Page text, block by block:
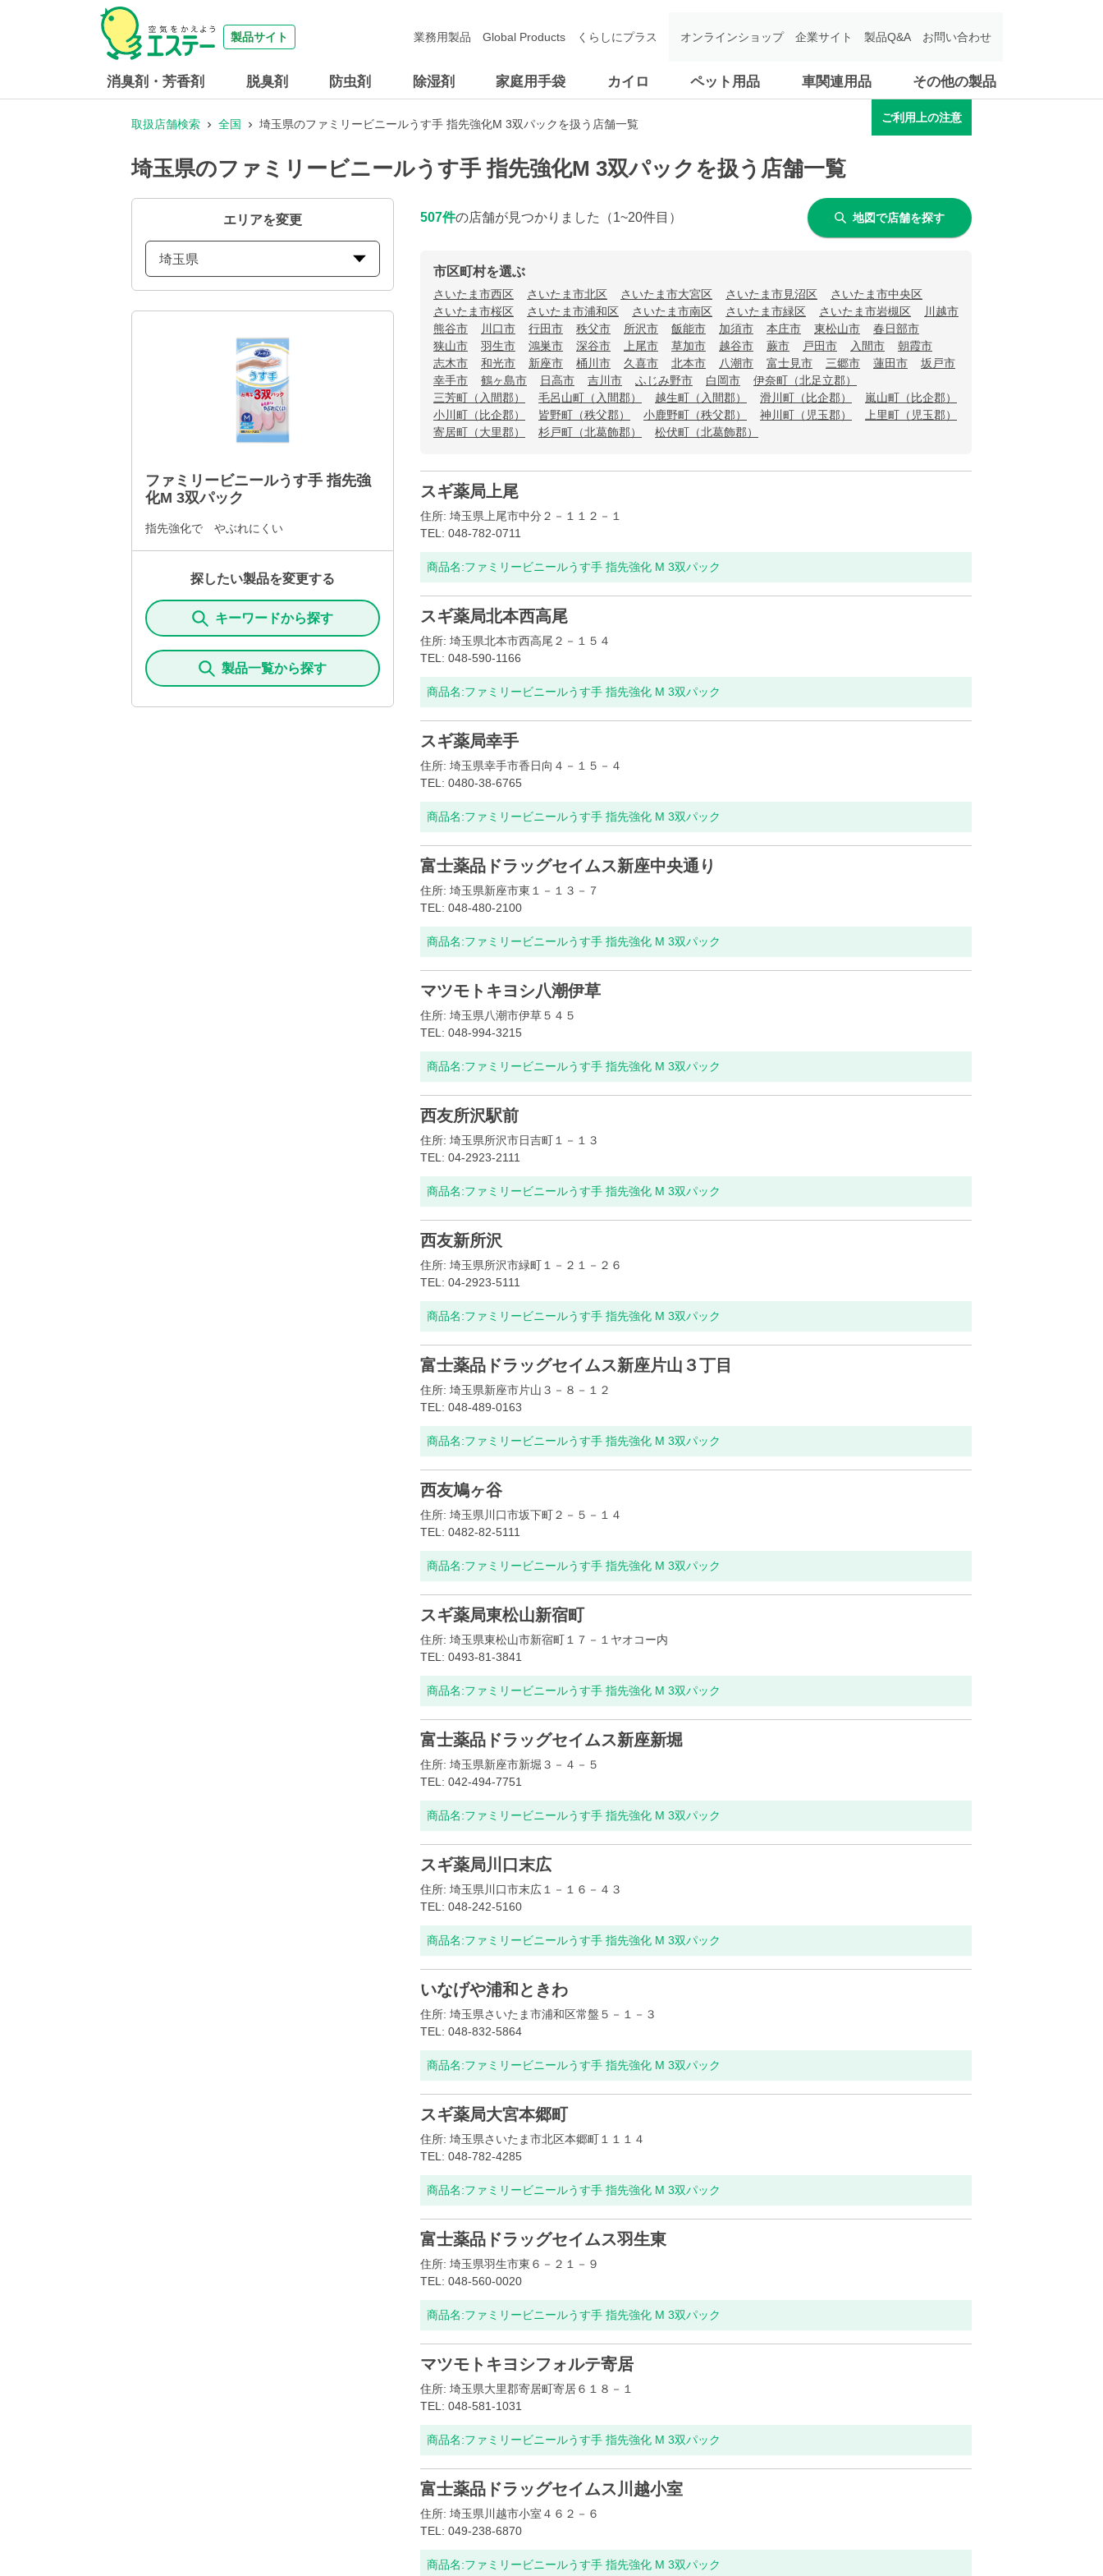
製品サイト
消臭剤・芳香剤 脱臭剤 防虫剤 除湿剤 家庭用手袋 カイロ ペット用品 車関連用品 その他の製品
業務用製品 Global Products くらしにプラス オンラインショップ 企業サイト 製品Q&A お問い合わせ
取扱店舗検索 全国 埼玉県のファミリービニールうす手 指先強化M 3双パックを扱う店舗一覧
ご利用上の注意
埼玉県のファミリービニールうす手 指先強化M 3双パックを扱う店舗一覧
エリアを変更
埼玉県
ファミリービニールうす手 指先強
化M 3双パック
指先強化で やぶれにくい
探したい製品を変更する
キーワードから探す
製品一覧から探す
507件の店舗が見つかりました （1~20件目） 地図で店舗を探す
市区町村を選ぶ
さいたま市西区 さいたま市北区 さいたま市大宮区 さいたま市見沼区
さいたま市中央区
さいたま市桜区
さいたま市浦和区 さいたま市南区 さいたま市緑区 さいたま市岩槻区
川越市
熊谷市
川口市 行田市 秩父市 所沢市 飯能市 加須市 本庄市 東松山市
春日部市
狭山市
羽生市 鴻巣市 深谷市 上尾市 草加市 越谷市 蕨市 戸田市 入間市
朝霞市
志木市
和光市 新座市 桶川市 久喜市 北本市 八潮市 富士見市 三郷市 蓮田市
坂戸市
幸手市
鶴ヶ島市 日高市 吉川市 ふじみ野市 白岡市
伊奈町（北足立郡）
三芳町（入間郡）
毛呂山町（入間郡） 越生町（入間郡） 滑川町（比企郡）
嵐山町（比企郡）
小川町（比企郡）
皆野町（秩父郡） 小鹿野町（秩父郡） 神川町（児玉郡）
上里町（児玉郡）
寄居町（大里郡）
杉戸町（北葛飾郡） 松伏町（北葛飾郡）
スギ薬局上尾
住所: 埼玉県上尾市中分２－１１２－１
TEL: 048-782-0711
商品名:ファミリービニールうす手 指先強化 M 3双パック
スギ薬局北本西高尾
住所: 埼玉県北本市西高尾２－１５４
TEL: 048-590-1166
商品名:ファミリービニールうす手 指先強化 M 3双パック
スギ薬局幸手
住所: 埼玉県幸手市香日向４－１５－４
TEL: 0480-38-6765
商品名:ファミリービニールうす手 指先強化 M 3双パック
富士薬品ドラッグセイムス新座中央通り
住所: 埼玉県新座市東１－１３－７
TEL: 048-480-2100
商品名:ファミリービニールうす手 指先強化 M 3双パック
マツモトキヨシ八潮伊草
住所: 埼玉県八潮市伊草５４５
TEL: 048-994-3215
商品名:ファミリービニールうす手 指先強化 M 3双パック
西友所沢駅前
住所: 埼玉県所沢市日吉町１－１３
TEL: 04-2923-2111
商品名:ファミリービニールうす手 指先強化 M 3双パック
西友新所沢
住所: 埼玉県所沢市緑町１－２１－２６
TEL: 04-2923-5111
商品名:ファミリービニールうす手 指先強化 M 3双パック
富士薬品ドラッグセイムス新座片山３丁目
住所: 埼玉県新座市片山３－８－１２
TEL: 048-489-0163
商品名:ファミリービニールうす手 指先強化 M 3双パック
西友鳩ヶ谷
住所: 埼玉県川口市坂下町２－５－１４
TEL: 0482-82-5111
商品名:ファミリービニールうす手 指先強化 M 3双パック
スギ薬局東松山新宿町
住所: 埼玉県東松山市新宿町１７－１ヤオコー内
TEL: 0493-81-3841
商品名:ファミリービニールうす手 指先強化 M 3双パック
富士薬品ドラッグセイムス新座新堀
住所: 埼玉県新座市新堀３－４－５
TEL: 042-494-7751
商品名:ファミリービニールうす手 指先強化 M 3双パック
スギ薬局川口末広
住所: 埼玉県川口市末広１－１６－４３
TEL: 048-242-5160
商品名:ファミリービニールうす手 指先強化 M 3双パック
いなげや浦和ときわ
住所: 埼玉県さいたま市浦和区常盤５－１－３
TEL: 048-832-5864
商品名:ファミリービニールうす手 指先強化 M 3双パック
スギ薬局大宮本郷町
住所: 埼玉県さいたま市北区本郷町１１１４
TEL: 048-782-4285
商品名:ファミリービニールうす手 指先強化 M 3双パック
富士薬品ドラッグセイムス羽生東
住所: 埼玉県羽生市東６－２１－９
TEL: 048-560-0020
商品名:ファミリービニールうす手 指先強化 M 3双パック
マツモトキヨシフォルテ寄居
住所: 埼玉県大里郡寄居町寄居６１８－１
TEL: 048-581-1031
商品名:ファミリービニールうす手 指先強化 M 3双パック
富士薬品ドラッグセイムス川越小室
住所: 埼玉県川越市小室４６２－６
TEL: 049-238-6870
商品名:ファミリービニールうす手 指先強化 M 3双パック